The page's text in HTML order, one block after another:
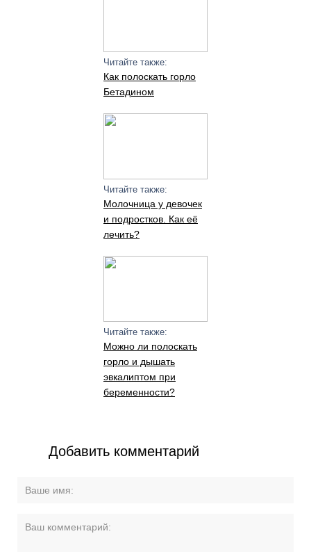
Читайте также:
Как полоскать горло
Бетадином
Читайте также:
Молочница у девочек
и подростков. Как её
лечить?
Читайте также:
Можно ли полоскать
горло и дышать
эвкалиптом при
беременности?
Добавить комментарий